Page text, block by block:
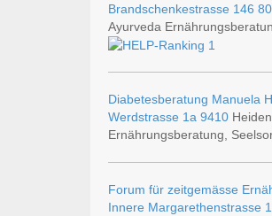
Brandschenkestrasse 146
Ayurveda
Diabetesberatung Manuela
Werdstrasse 1a 9410 Heiden
Ernährungsberatung,
Forum für zeitgemässe
Innere Margarethenstrasse